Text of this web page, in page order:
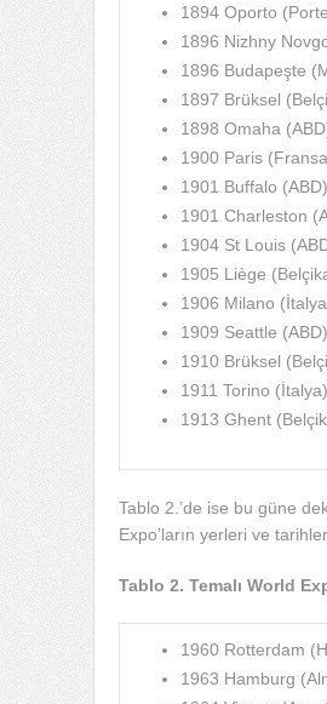
1894 Oporto
1896 Nizhny
1896 Budapeşte
1897 Brüksel
1898 Omaha
1900 Paris
1901 Buffalo (ABD)
1901 Charleston
1904 St Louis
1905 Liège
1906 Milano
1909 Seattle (ABD)
1910 Brüksel
1911 Torino (İtalya)
1913 Ghent
Tablo 2.’de ise bu güne
Expo’ların yerleri ve
Tablo 2. Temalı World
1960 Rotterdam
1963 Hamburg